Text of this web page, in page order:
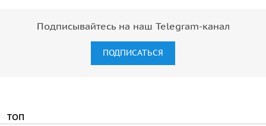
Подписывайтесь на наш Telegram-канал
ПОДПИСАТЬСЯ
ТОП